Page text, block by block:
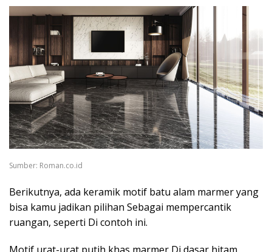
Sumber: Roman.co.id
Berikutnya, ada keramik motif batu alam marmer yang
bisa kamu jadikan pilihan Sebagai mempercantik
ruangan, seperti Di contoh ini.